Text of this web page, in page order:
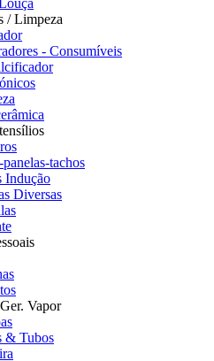
/ Limpeza
- Consumíveis
panelas-tachos
Indução
Diversas
Vapor
& Tubos